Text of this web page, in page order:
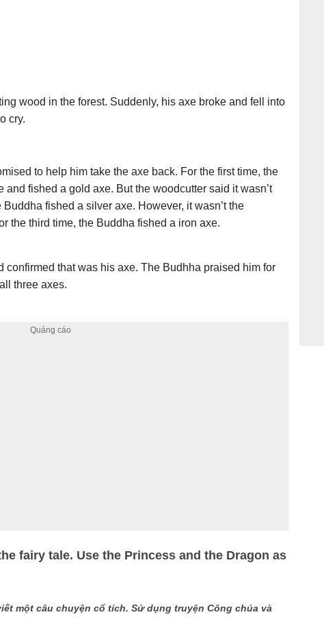
wood in the forest. Suddenly, his axe broke and fell into
cry.
to help him take the axe back. For the first time, the
and fished a gold axe. But the woodcutter said it wasn’t
fished a silver axe. However, it wasn’t the
the third time, the Buddha fished a iron axe.
confirmed that was his axe. The Budhha praised him for
three axes.
fairy tale. Use the Princess and the Dragon as
một câu chuyện cổ tích. Sử dụng truyện Công chúa và